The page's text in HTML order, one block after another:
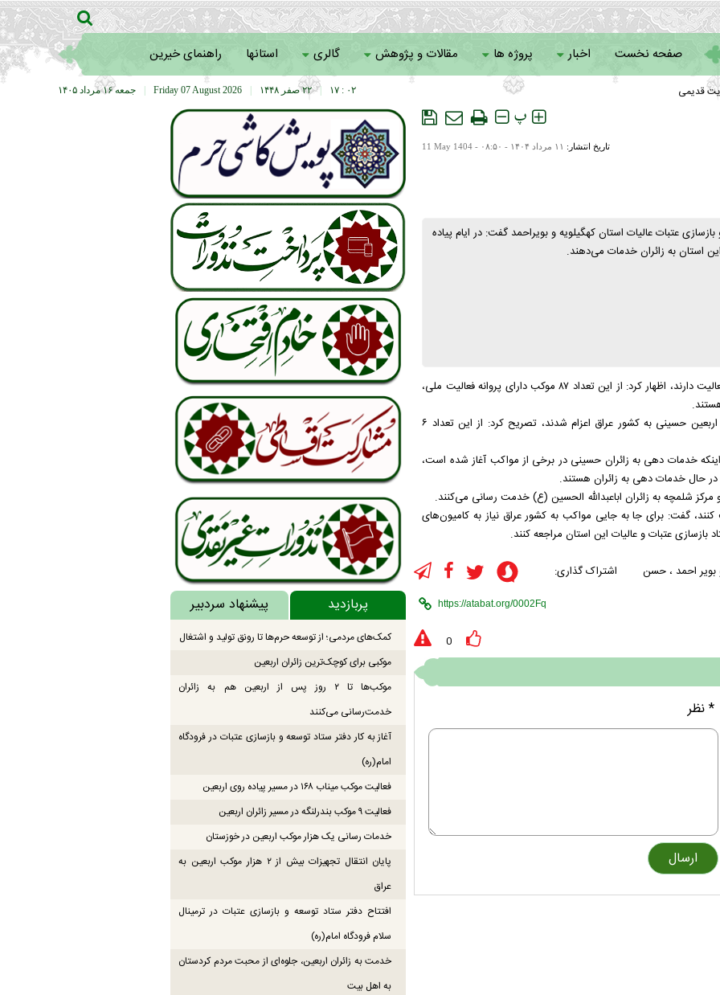
صفحه نخست اخبار پروژه ها مقالات و پژوهش گالری استانها راهنمای خیرین
سامانه خادمانقدیمی جمعه ۱۶ مرداد ۱۴۰۵ Friday 07 August 2026 ۲۲ صفر ۱۴۴۸ | ۰۲ : ۱۷
پ
تاریخ انتشار: ۱۱ مرداد ۱۴۰۴ - ۰۸:۵۰ - 11 May 1404
عتبات عالیات استان کهگیلویه و بویراحمد گفت: در ایام پیاده
استان به زائران خدمات می‌دهند.
حسن حکمتیان‌راز با اشاره به اینکه ۱۳۵ موکب در کهگیلویه و بویراحمد فعالیت دارند، اظهار کرد: از این تعداد ۸۷ موکب دارای پروانه فعالیت ملی،
وی با اشاره به اینکه ۳۹ موکب این استان برای خدمات رهی به زائران اربعین حسینی به کشور عراق اعزام شدند، تصریح کرد: از این تعداد ۶
اینکه خدمات دهی به زائران حسینی در برخی از مواکب آغاز شده است،
در حال خدمات دهی به زائران هستند.
گفت: برای جا به جایی مواکب به کشور عراق نیاز به کامیون‌های
بازسازی عتبات و عالیات این استان مراجعه کنند.
احمد ، حسن
اشتراک گذاری:
0
* نظر
پربازدید پیشنهاد سردبیر
کمک‌های مردمی؛ از توسعه حرم‌ها تا رونق تولید و اشتغال
موکبی برای کوچک‌ترین زائران اربعین
موکب‌ها تا ۲ روز پس از اربعین هم به زائران
خدمت‌رسانی می‌کنند
آغاز به کار دفتر ستاد توسعه و بازسازی عتبات در فرودگاه
امام(ره)
فعالیت موکب میناب ۱۶۸ در مسیر پیاده روی اربعین
فعالیت ۹ موکب بندرلنگه در مسیر زائران اربعین
خدمات رسانی یک هزار موکب اربعین در خوزستان
پایان انتقال تجهیزات بیش از ۲ هزار موکب اربعین به
عراق
افتتاح دفتر ستاد توسعه و بازسازی عتبات در ترمینال
سلام فرودگاه امام(ره)
خدمت به زائران اربعین، جلوه‌ای از محبت مردم کردستان
به اهل بیت